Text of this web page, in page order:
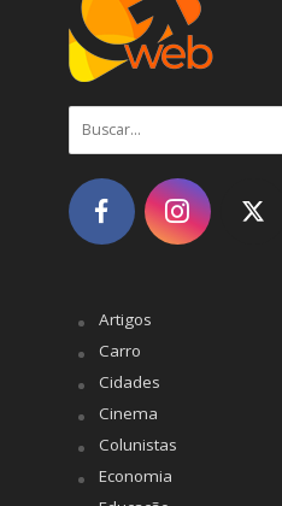
Artigos
Carro
Cidades
Cinema
Colunistas
Economia